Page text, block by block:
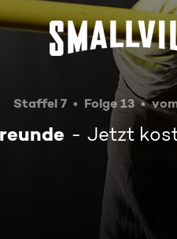
Staffel 7 Folge 13
Jetzt